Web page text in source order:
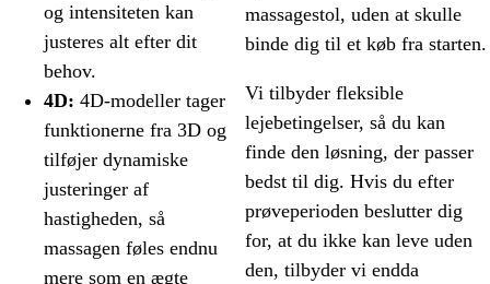
og intensiteten kan
justeres alt efter dit
behov.
4D: 4D-modeller tager
funktionerne fra 3D og
tilføjer dynamiske
justeringer af
hastigheden, så
massagen føles endnu
mere som en ægte
massagestol, uden at skulle
binde dig til et køb fra starten.
Vi tilbyder fleksible
lejebetingelser, så du kan
finde den løsning, der passer
bedst til dig. Hvis du efter
prøveperioden beslutter dig
for, at du ikke kan leve uden
den, tilbyder vi endda